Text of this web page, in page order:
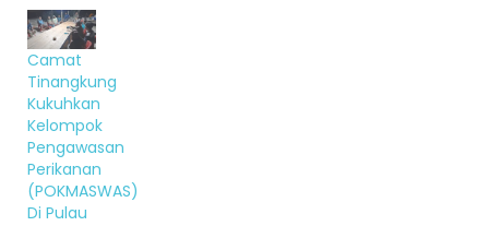
Camat
Tinangkung
Kukuhkan
Kelompok
Pengawasan
Perikanan
(POKMASWAS)
Di Pulau